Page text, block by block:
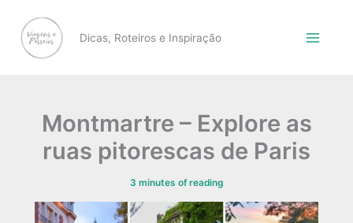
content
Dicas, Roteiros e Inspiração
Montmartre – Explore as
ruas pitorescas de Paris
3 minutes of reading